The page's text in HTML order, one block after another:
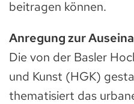
beitragen können.
Anregung zur
Die von der Basler
und Kunst (HGK)
thematisiert das